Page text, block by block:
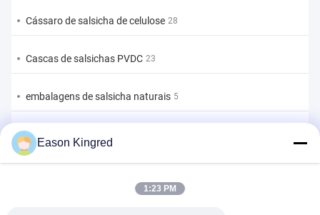
Cássaro de salsicha de celulose 28
Cascas de salsichas PVDC 23
embalagens de salsicha naturais 5
Sacos de embalagem de alimentos
Eason Kingred
1:23 PM